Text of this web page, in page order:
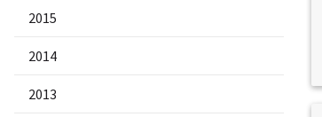
2015
2014
2013